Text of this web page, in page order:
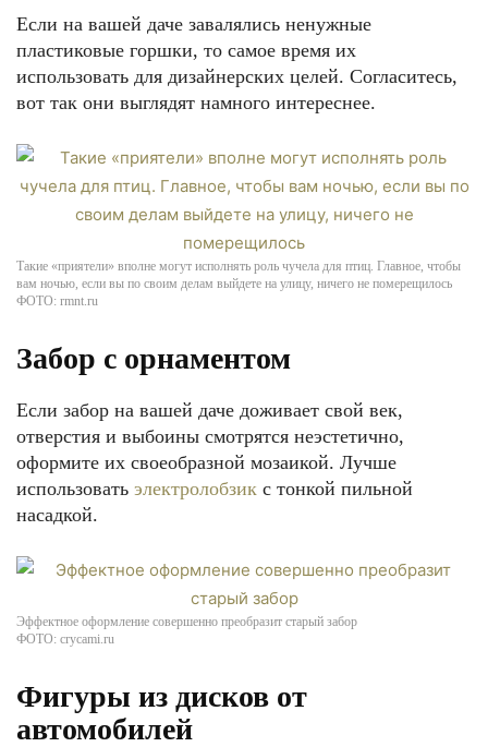
Если на вашей даче завалялись ненужные
пластиковые горшки, то самое время их
использовать для дизайнерских целей. Согласитесь,
вот так они выглядят намного интереснее.
Такие «приятели» вполне могут исполнять роль чучела для птиц. Главное, чтобы
вам ночью, если вы по своим делам выйдете на улицу, ничего не померещилось
ФОТО: rmnt.ru
Забор с орнаментом
Если забор на вашей даче доживает свой век,
отверстия и выбоины смотрятся неэстетично,
оформите их своеобразной мозаикой. Лучше
использовать электролобзик с тонкой пильной
насадкой.
Эффектное оформление совершенно преобразит старый забор
ФОТО: crycami.ru
Фигуры из дисков от
автомобилей